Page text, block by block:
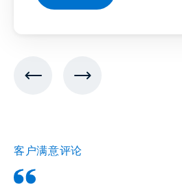
客户满意评论